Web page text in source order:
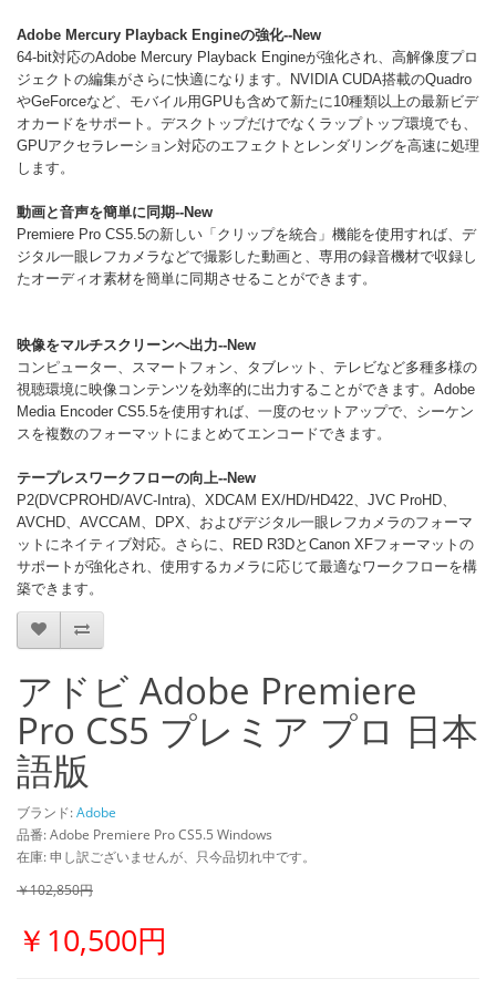
Adobe Mercury Playback Engineの強化--New
64-bit対応のAdobe Mercury Playback Engineが強化され、高解像度プロ
ジェクトの編集がさらに快適になります。NVIDIA CUDA搭載のQuadro
やGeForceなど、モバイル用GPUも含めて新たに10種類以上の最新ビデ
オカードをサポート。デスクトップだけでなくラップトップ環境でも、
GPUアクセラレーション対応のエフェクトとレンダリングを高速に処理
します。
動画と音声を簡単に同期--New
Premiere Pro CS5.5の新しい「クリップを統合」機能を使用すれば、デ
ジタル一眼レフカメラなどで撮影した動画と、専用の録音機材で収録し
たオーディオ素材を簡単に同期させることができます。
映像をマルチスクリーンへ出力--New
コンピューター、スマートフォン、タブレット、テレビなど多種多様の
視聴環境に映像コンテンツを効率的に出力することができます。Adobe
Media Encoder CS5.5を使用すれば、一度のセットアップで、シーケン
スを複数のフォーマットにまとめてエンコードできます。
テープレスワークフローの向上--New
P2(DVCPROHD/AVC-Intra)、XDCAM EX/HD/HD422、JVC ProHD、
AVCHD、AVCCAM、DPX、およびデジタル一眼レフカメラのフォーマ
ットにネイティブ対応。さらに、RED R3DとCanon XFフォーマットの
サポートが強化され、使用するカメラに応じて最適なワークフローを構
築できます。
アドビ Adobe Premiere
Pro CS5 プレミア プロ 日本
語版
ブランド:Adobe
品番: Adobe Premiere Pro CS5.5 Windows
在庫: 申し訳ございませんが、只今品切れ中です。
￥102,850円
￥10,500円